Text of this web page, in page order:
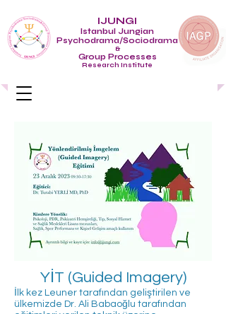
IJUNGI
Istanbul Jungian
Psychodrama/Sociodrama
&
Group Processes
Research Institute
YİT (Guided Imagery)
İlk kez Leuner tarafından geliştirilen ve
ülkemizde Dr. Ali Babaoğlu tarafından